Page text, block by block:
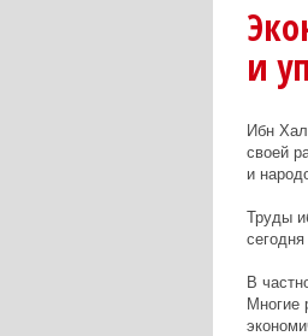
и
Ибн
своей
и
Труды
В
Многие